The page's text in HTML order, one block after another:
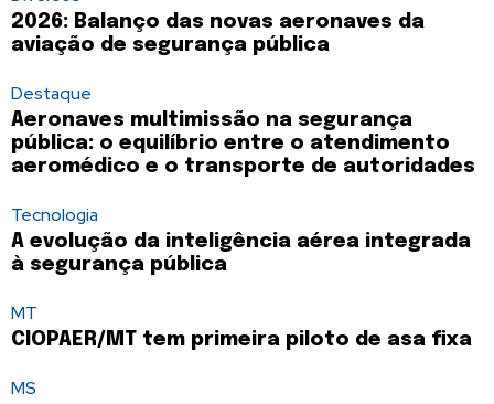
2026: Balanço das novas aeronaves da
aviação de segurança pública
Destaque
Aeronaves multimissão na segurança
pública: o equilíbrio entre o atendimento
aeromédico e o transporte de autoridades
Tecnologia
A evolução da inteligência aérea integrada
à segurança pública
MT
CIOPAER/MT tem primeira piloto de asa fixa
MS